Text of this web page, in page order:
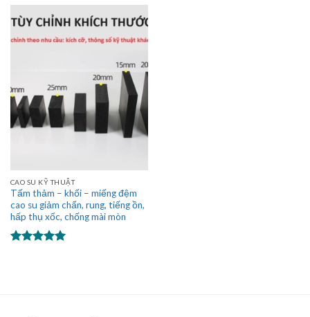
CAO SU KỸ THUẬT
Tấm thảm – khối – miếng đệm
cao su giảm chấn, rung, tiếng ồn,
hấp thụ xốc, chống mài mòn